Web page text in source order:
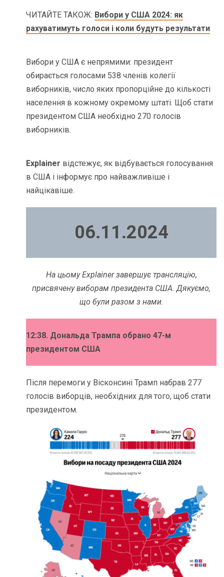
ЧИТАЙТЕ ТАКОЖ: Вибори у США 2024: як
рахуватимуть голоси і коли будуть результати
Вибори у США є непрямими: президент
обирається голосами 538 членів колегії
виборників, число яких пропорційне до кількості
населення в кожному окремому штаті. Щоб стати
президентом США необхідно 270 голосів
виборників.
Explainer відстежує, як відбувається голосування
в США і інформує про найважливіше і
найцікавіше.
06.11.2024
На цьому Explainer завершує трансляцію,
присвячену виборам президента США. Дякуємо,
що були разом з нами.
12:38. Дональда Трампа обрано 47-м
президентом США
Після перемоги у Вісконсині Трамп набрав 277
голосів виборців, необхідних для того, щоб стати
президентом.